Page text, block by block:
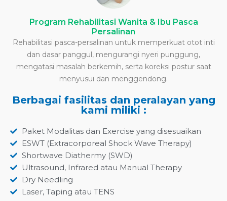
Program Rehabilitasi Wanita & Ibu Pasca
Persalinan
Rehabilitasi pasca-persalinan untuk memperkuat otot inti
dan dasar panggul, mengurangi nyeri punggung,
mengatasi masalah berkemih, serta koreksi postur saat
menyusui dan menggendong.
Berbagai fasilitas dan peralayan yang
kami miliki :
Paket Modalitas dan Exercise yang disesuaikan
ESWT (Extracorporeal Shock Wave Therapy)
Shortwave Diathermy (SWD)
Ultrasound, Infrared atau Manual Therapy
Dry Needling
Laser, Taping atau TENS